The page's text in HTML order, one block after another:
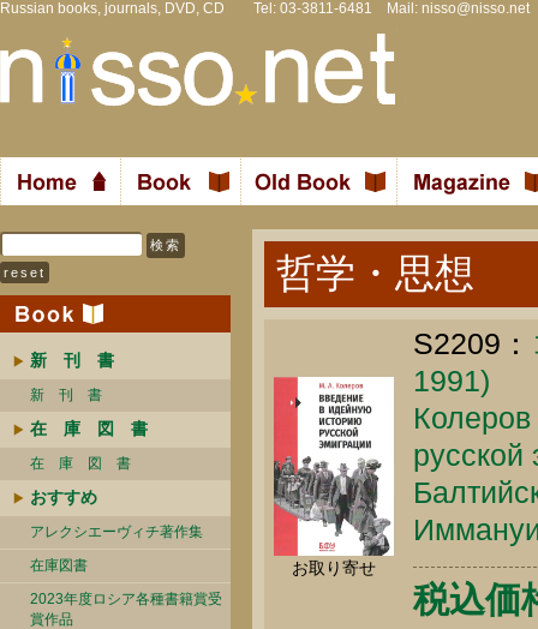
Russian books, journals, DVD, CD Tel: 03-3811-6481 Mail: nisso@nisso.net
新 刊 書
新 刊 書
在 庫 図 書
在 庫 図 書
おすすめ
アレクシエーヴィチ著作集
在庫図書
2023年度ロシア各種書籍賞受
賞作品
哲学・思想
お取り寄せ
S2209：
1991)
русской
税込価